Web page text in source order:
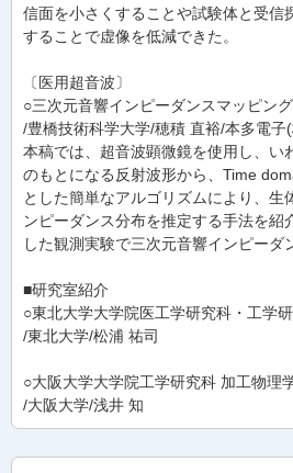
信面を小さくすることや試験体と受信
することで虚像を低減できた。
〔医用超音波〕
○三次元音響インピーダンスマッピン
/豊橋技術科学大学/穂積 直裕/本多電子
本稿では、超音波顕微鏡を使用し、い
のもとになる反射波形から、Time
とした簡単なアルゴリズムにより、生
ンピーダンス分布を推定する手法を紹
した観測実験で三次元音響インピーダ
■研究室紹介
○東北大学大学院医工学研究科・工学
/東北大学/松浦 祐司
○大阪大学大学院工学研究科 加工物理
/大阪大学/浅井 知